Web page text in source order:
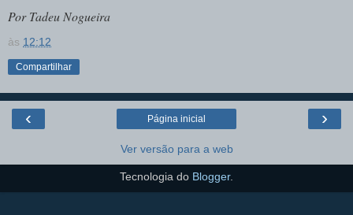
Por Tadeu Nogueira
às 12:12
Compartilhar
‹ ›
Página inicial
Ver versão para a web
Tecnologia do Blogger.